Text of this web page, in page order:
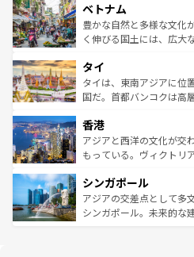
参照してほしい。
容にもいいと評判のスイ
が味わえる。 なお
照してほしい。
き、地方に足を延ばせば
できる。そして、キムチ
まで、さまざまな韓国料
リティに包まれながら、
わってみ
覧を参照してほしい。
ベトナム
豊かな自然と多様な文化
く伸びる国土には、広大
急速な発展と共に伝統が
ーチミン市のフランス統
醸し出している。また、
とつ。フォーやバインミ
ひ現地で味わいたい。ど
が旅行者を迎えてくれる
参照してほしい。
タイ
タイは、東南アジアに位
国だ。首都バンコクは高
の活気が交差している。
帯で自然と触れ合い、南
いビーチでリゾート気分
激する。気候は一年中温
が待っている。親しみや
た文化、そして多様な観
香港
アジアと西洋の文化が交
もっている。ヴィクトリ
み、どこを訪れても感動
ており、効率よく見どこ
うな絶景から文化的な体
シンガポール
アジアの交差点として多
シンガポール。未来的な